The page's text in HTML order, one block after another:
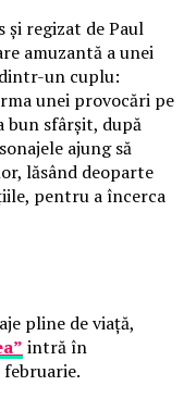
și regizat de Paul
amuzantă a unei
un cuplu:
unei provocări pe
bun sfârșit, după
ajung să
lăsând deoparte
pentru a încerca
pline de viață,
intră în